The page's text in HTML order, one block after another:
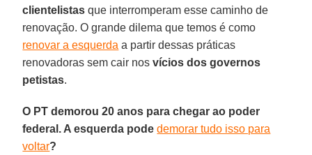
clientelistas que interromperam esse caminho de
renovação. O grande dilema que temos é como
renovar a esquerda a partir dessas práticas
renovadoras sem cair nosvícios dos governos
petistas.
O PT demorou 20 anos para chegar ao poder
federal. A esquerda podedemorar tudo isso para
voltar?